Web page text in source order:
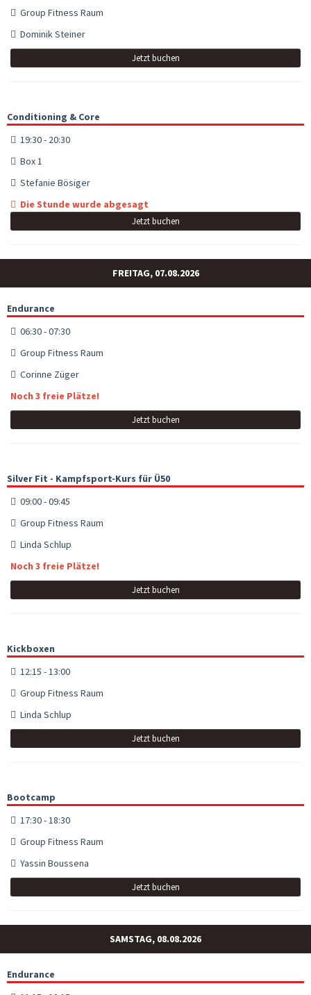
Group Fitness Raum
Dominik Steiner
Jetzt buchen
Conditioning & Core
19:30 - 20:30
Box 1
Stefanie Bösiger
Die Stunde wurde abgesagt
Jetzt buchen
FREITAG, 07.08.2026
Endurance
06:30 - 07:30
Group Fitness Raum
Corinne Züger
Noch 3 freie Plätze!
Jetzt buchen
Silver Fit - Kampfsport-Kurs für Ü50
09:00 - 09:45
Group Fitness Raum
Linda Schlup
Noch 3 freie Plätze!
Jetzt buchen
Kickboxen
12:15 - 13:00
Group Fitness Raum
Linda Schlup
Jetzt buchen
Bootcamp
17:30 - 18:30
Group Fitness Raum
Yassin Boussena
Jetzt buchen
SAMSTAG, 08.08.2026
Endurance